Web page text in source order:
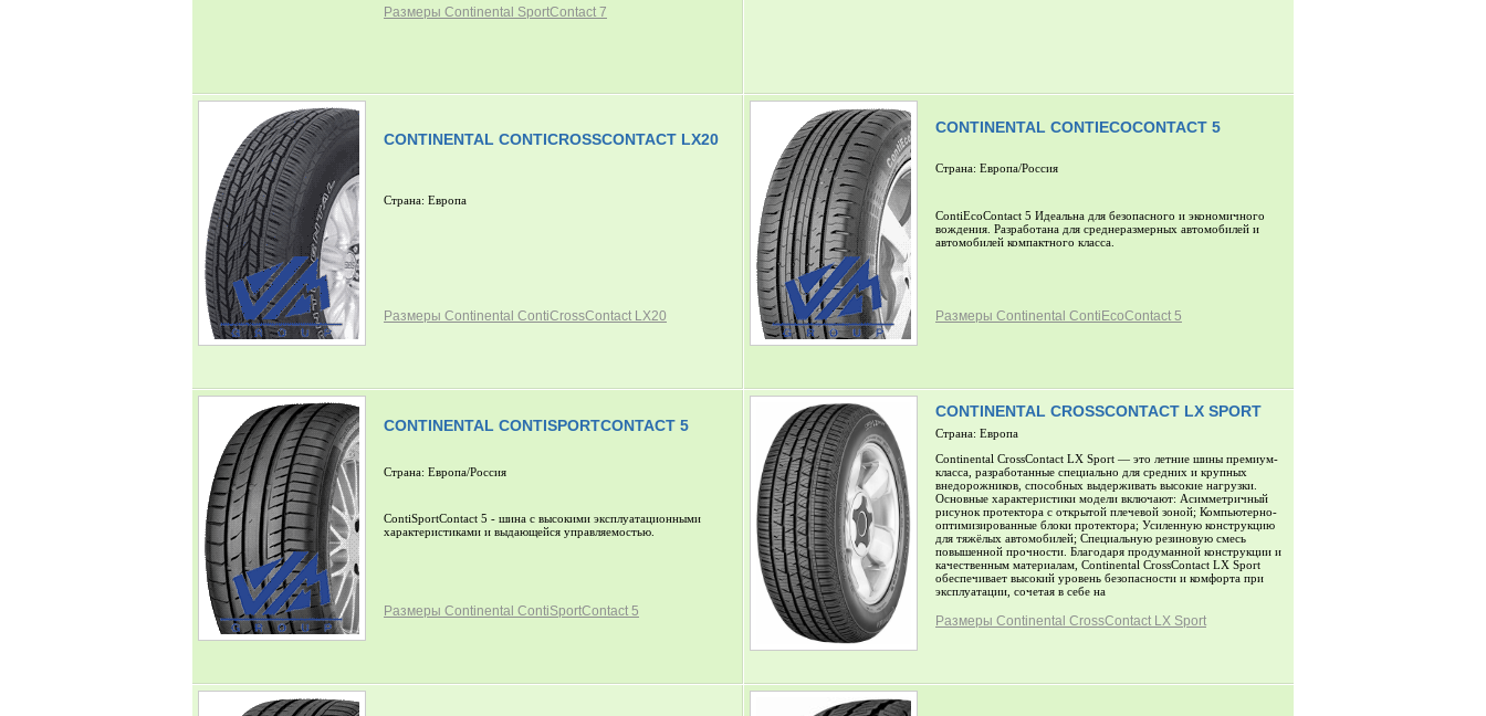
Размеры Continental SportContact 7
CONTINENTAL CONTICROSSCONTACT LX20
Страна: Европа
Размеры Continental ContiCrossContact LX20
CONTINENTAL CONTIECOCONTACT 5
Страна: Европа/Россия
ContiEcoContact 5 Идеальна для безопасного и экономичного
вождения. Разработана для среднеразмерных автомобилей и
автомобилей компактного класса.
Размеры Continental ContiEcoContact 5
CONTINENTAL CONTISPORTCONTACT 5
Страна: Европа/Россия
ContiSportContact 5 - шина с высокими эксплуатационными
характеристиками и выдающейся управляемостью.
Размеры Continental ContiSportContact 5
CONTINENTAL CROSSCONTACT LX SPORT
Страна: Европа
Continental CrossContact LX Sport — это летние шины премиум-
класса, разработанные специально для средних и крупных
внедорожников, способных выдерживать высокие нагрузки.
Основные характеристики модели включают: Асимметричный
рисунок протектора с открытой плечевой зоной; Компьютерно-
оптимизированные блоки протектора; Усиленную конструкцию
для тяжёлых автомобилей; Специальную резиновую смесь
повышенной прочности. Благодаря продуманной конструкции и
качественным материалам, Continental CrossContact LX Sport
обеспечивает высокий уровень безопасности и комфорта при
эксплуатации, сочетая в себе на
Размеры Continental CrossContact LX Sport